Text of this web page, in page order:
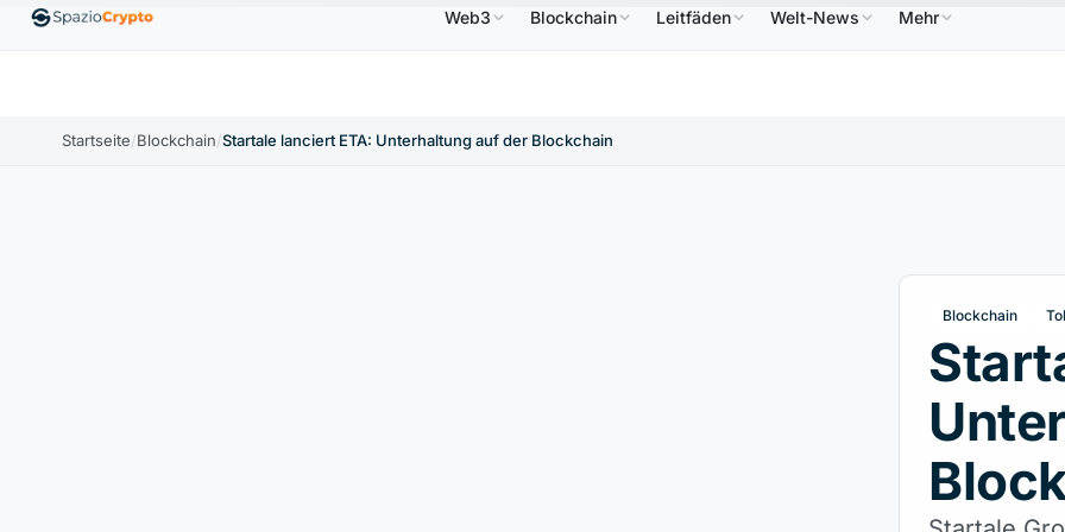
EthereumETH1.880,58 $ ↑0.00% BNBBNB 586,64 $ ↑2.10% USDCUSDC0,9995 $↑0.00% XRP 1,09 $ ↑2.30%
Web3 Blockchain Leitfäden Welt-News Mehr
Startseite/Blockchain/Startale lanciert ETA: Unterhaltung auf der Blockchain
Blockchain